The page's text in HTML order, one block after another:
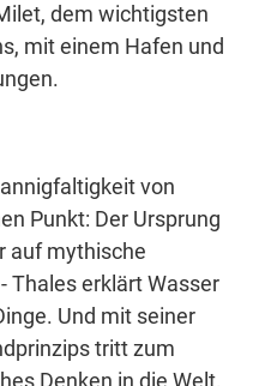
dem wichtigsten
mit einem Hafen und
von
Punkt: Der Ursprung
auf mythische
Thales erklärt Wasser
Und mit seiner
tritt zum